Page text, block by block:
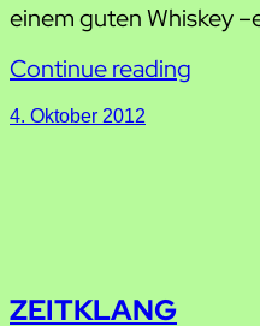
einem guten Whiskey
Continue reading
4. Oktober 2012
ZEITKLANG